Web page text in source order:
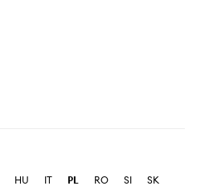
HU IT PL RO SI SK